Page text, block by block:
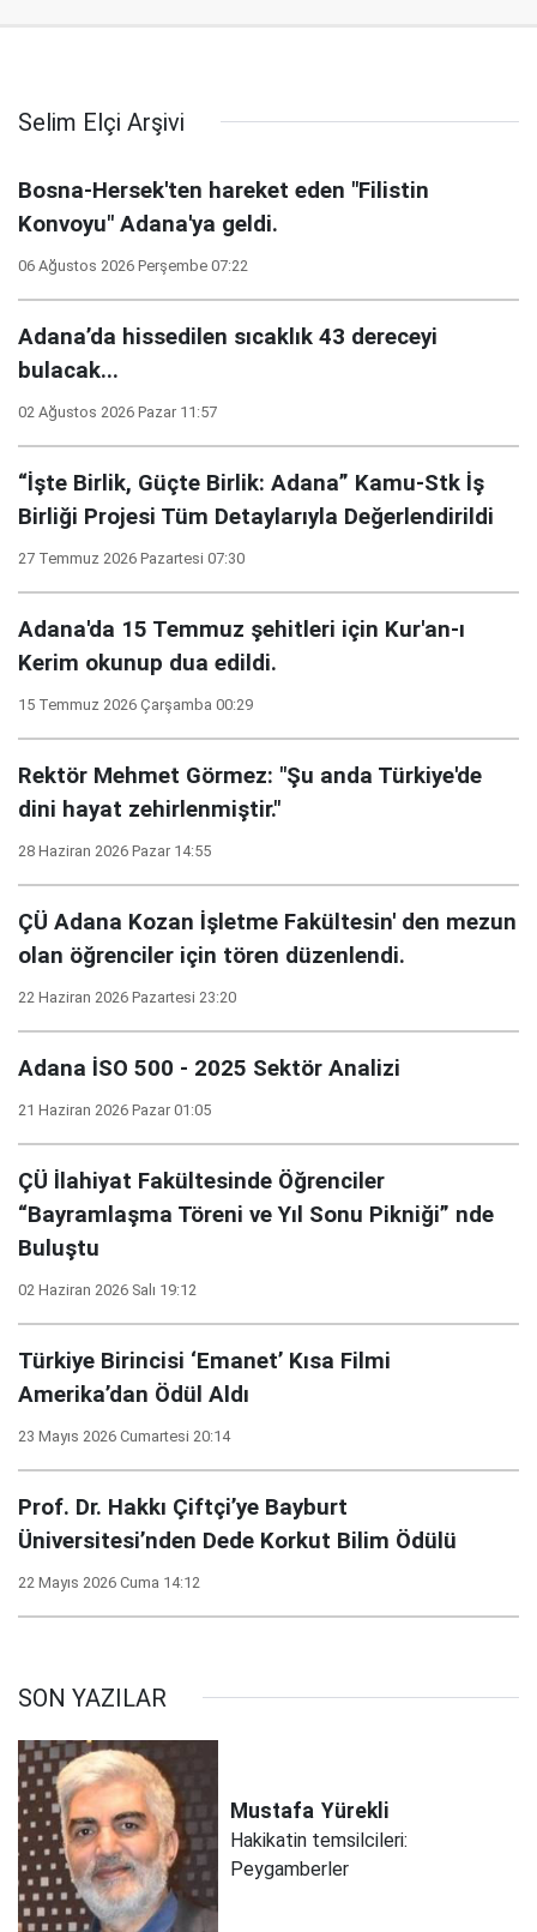
Selim Elçi Arşivi
Bosna-Hersek'ten hareket eden "Filistin
Konvoyu" Adana'ya geldi.
06 Ağustos 2026 Perşembe 07:22
Adana’da hissedilen sıcaklık 43 dereceyi
bulacak...
02 Ağustos 2026 Pazar 11:57
“İşte Birlik, Güçte Birlik: Adana” Kamu-Stk İş
Birliği Projesi Tüm Detaylarıyla Değerlendirildi
27 Temmuz 2026 Pazartesi 07:30
Adana'da 15 Temmuz şehitleri için Kur'an-ı
Kerim okunup dua edildi.
15 Temmuz 2026 Çarşamba 00:29
Rektör Mehmet Görmez: "Şu anda Türkiye'de
dini hayat zehirlenmiştir."
28 Haziran 2026 Pazar 14:55
ÇÜ Adana Kozan İşletme Fakültesin' den mezun
olan öğrenciler için tören düzenlendi.
22 Haziran 2026 Pazartesi 23:20
Adana İSO 500 - 2025 Sektör Analizi
21 Haziran 2026 Pazar 01:05
ÇÜ İlahiyat Fakültesinde Öğrenciler
“Bayramlaşma Töreni ve Yıl Sonu Pikniği” nde
Buluştu
02 Haziran 2026 Salı 19:12
Türkiye Birincisi ‘Emanet’ Kısa Filmi
Amerika’dan Ödül Aldı
23 Mayıs 2026 Cumartesi 20:14
Prof. Dr. Hakkı Çiftçi’ye Bayburt
Üniversitesi’nden Dede Korkut Bilim Ödülü
22 Mayıs 2026 Cuma 14:12
SON YAZILAR
Mustafa Yürekli
Hakikatin temsilcileri:
Peygamberler